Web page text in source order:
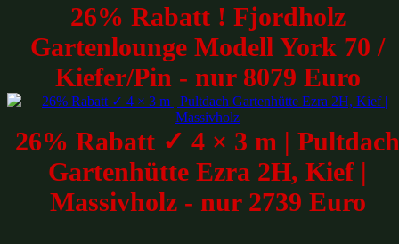
26% Rabatt ! Fjordholz
Gartenlounge Modell York 70 /
Kiefer/Pin - nur 8079 Euro
26% Rabatt ✓ 4 × 3 m | Pultdach
Gartenhütte Ezra 2H, Kief |
Massivholz - nur 2739 Euro